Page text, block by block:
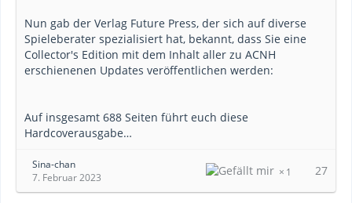
Nun gab der Verlag Future Press, der sich auf diverse
Spieleberater spezialisiert hat, bekannt, dass Sie eine
Collector's Edition mit dem Inhalt aller zu ACNH
erschienenen Updates veröffentlichen werden:
Auf insgesamt 688 Seiten führt euch diese
Hardcoverausgabe…
Sina-chan
7. Februar 2023
1 27